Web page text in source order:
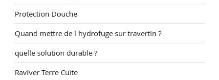
Protection Douche
Quand mettre de l hydrofuge sur travertin ?
quelle solution durable ?
Raviver Terre Cuite